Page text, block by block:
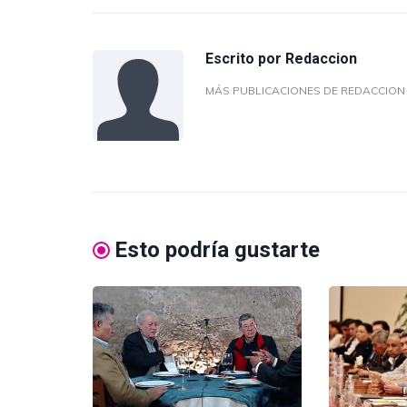
Escrito por Redaccion
MÁS PUBLICACIONES DE REDACCION
Esto podría gustarte